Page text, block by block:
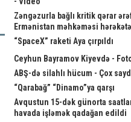
Zəngəzurla bağlı kritik qərar
Ermənistan məhkəməsi
“SpaceX” raketi Aya çırpıldı
Ceyhun Bayramov Kiyevdə -
ABŞ-də silahlı hücum - Çox
“Qarabağ” “Dinamo”ya qarşı
Avqustun 15-dək günorta
havada işləmək qadağan edildi